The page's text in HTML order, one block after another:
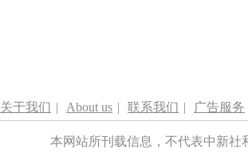
关于我们 | About us | 联系我们 | 广告服务
本网站所刊载信息，不代表中新